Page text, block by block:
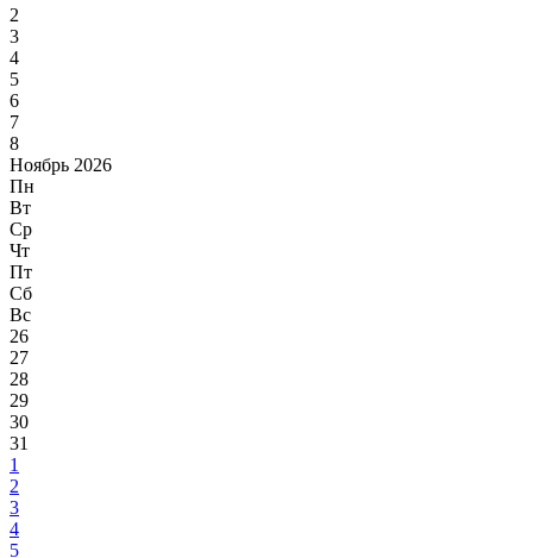
2
3
4
5
6
7
8
Ноябрь 2026
Пн
Вт
Ср
Чт
Пт
Сб
Вс
26
27
28
29
30
31
1
2
3
4
5